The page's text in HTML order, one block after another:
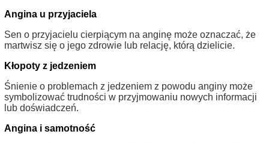
Angina u przyjaciela
Sen o przyjacielu cierpiącym na anginę może oznaczać, że
martwisz się o jego zdrowie lub relację, którą dzielicie.
Kłopoty z jedzeniem
Śnienie o problemach z jedzeniem z powodu anginy może
symbolizować trudności w przyjmowaniu nowych informacji
lub doświadczeń.
Angina i samotność